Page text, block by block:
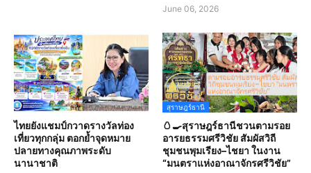
June 06, 2026
ไทยยังแชมป์กวาดรางวัลท่อง
เที่ยวทุกกลุ่ม ตอกย้ำจุดหมาย
ปลายทางคุณภาพระดับ
นานาชาติ
สุราษฎร์ธานี
🥚🍳สุราษฎร์ธานีชวนตามรอย
อารยธรรมศรีวิชัย สัมผัสวิถี
ชุมชนพุมเรียง–ไชยา ในงาน
“มนตราแห่งอาณาจักรศรีวิชัย”